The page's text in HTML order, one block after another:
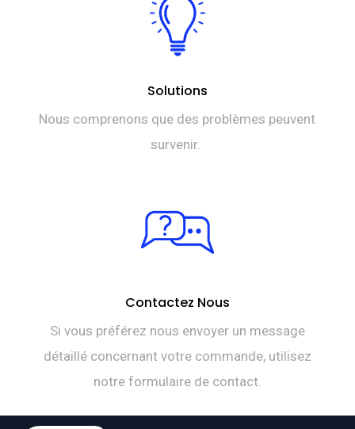
Solutions
Nous comprenons que des problèmes peuvent
survenir.
Contactez Nous
Si vous préférez nous envoyer un message
détaillé concernant votre commande, utilisez
notre formulaire de contact.